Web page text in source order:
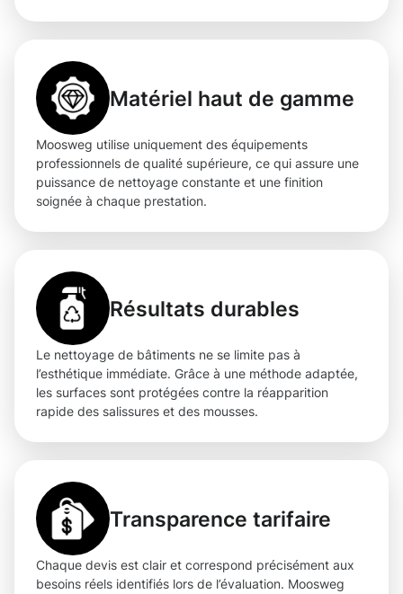
Matériel haut de gamme
Moosweg utilise uniquement des équipements
professionnels de qualité supérieure, ce qui assure une
puissance de nettoyage constante et une finition
soignée à chaque prestation.
Résultats durables
Le nettoyage de bâtiments ne se limite pas à
l’esthétique immédiate. Grâce à une méthode adaptée,
les surfaces sont protégées contre la réapparition
rapide des salissures et des mousses.
Transparence tarifaire
Chaque devis est clair et correspond précisément aux
besoins réels identifiés lors de l’évaluation. Moosweg